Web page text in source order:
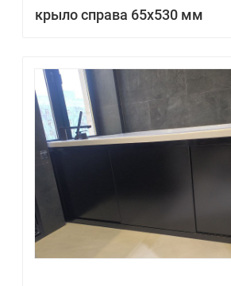
крыло справа 65х530 мм